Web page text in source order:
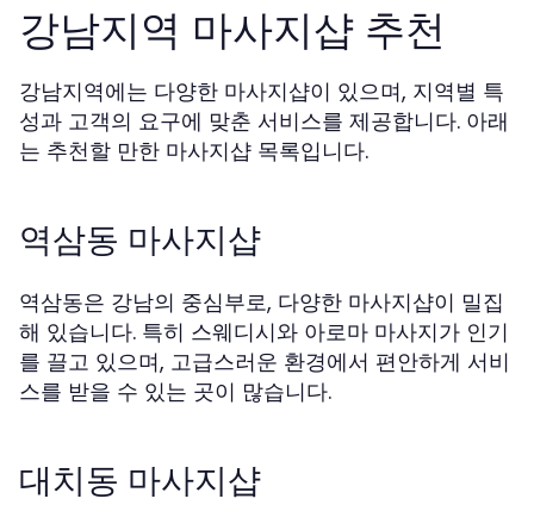
강남지역 마사지샵 추천
강남지역에는 다양한 마사지샵이 있으며, 지역별 특
성과 고객의 요구에 맞춘 서비스를 제공합니다. 아래
는 추천할 만한 마사지샵 목록입니다.
역삼동 마사지샵
역삼동은 강남의 중심부로, 다양한 마사지샵이 밀집
해 있습니다. 특히 스웨디시와 아로마 마사지가 인기
를 끌고 있으며, 고급스러운 환경에서 편안하게 서비
스를 받을 수 있는 곳이 많습니다.
대치동 마사지샵